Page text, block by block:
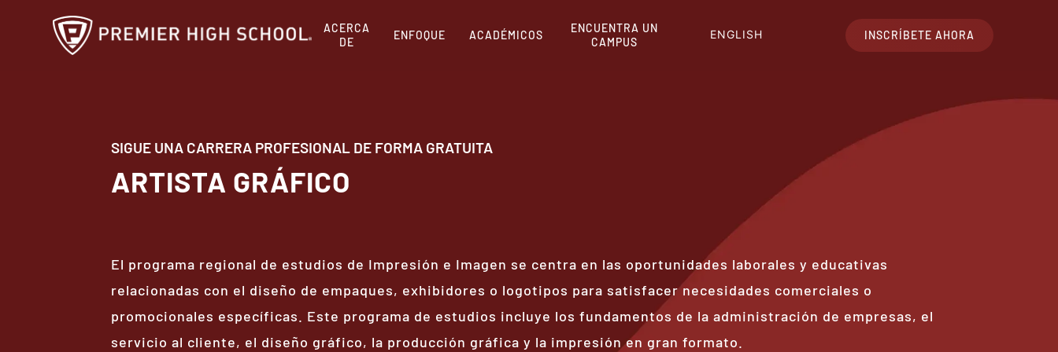
ACERCA
DE
ENFOQUE ACADÉMICOS
ENCUENTRA UN
CAMPUS
ENGLISH INSCRÍBETE AHORA
SIGUE UNA CARRERA PROFESIONAL DE FORMA GRATUITA
ARTISTA GRÁFICO
El programa regional de estudios de Impresión e Imagen se centra en las oportunidades laborales y educativas
relacionadas con el diseño de empaques, exhibidores o logotipos para satisfacer necesidades comerciales o
promocionales específicas. Este programa de estudios incluye los fundamentos de la administración de empresas, el
servicio al cliente, el diseño gráfico, la producción gráfica y la impresión en gran formato.